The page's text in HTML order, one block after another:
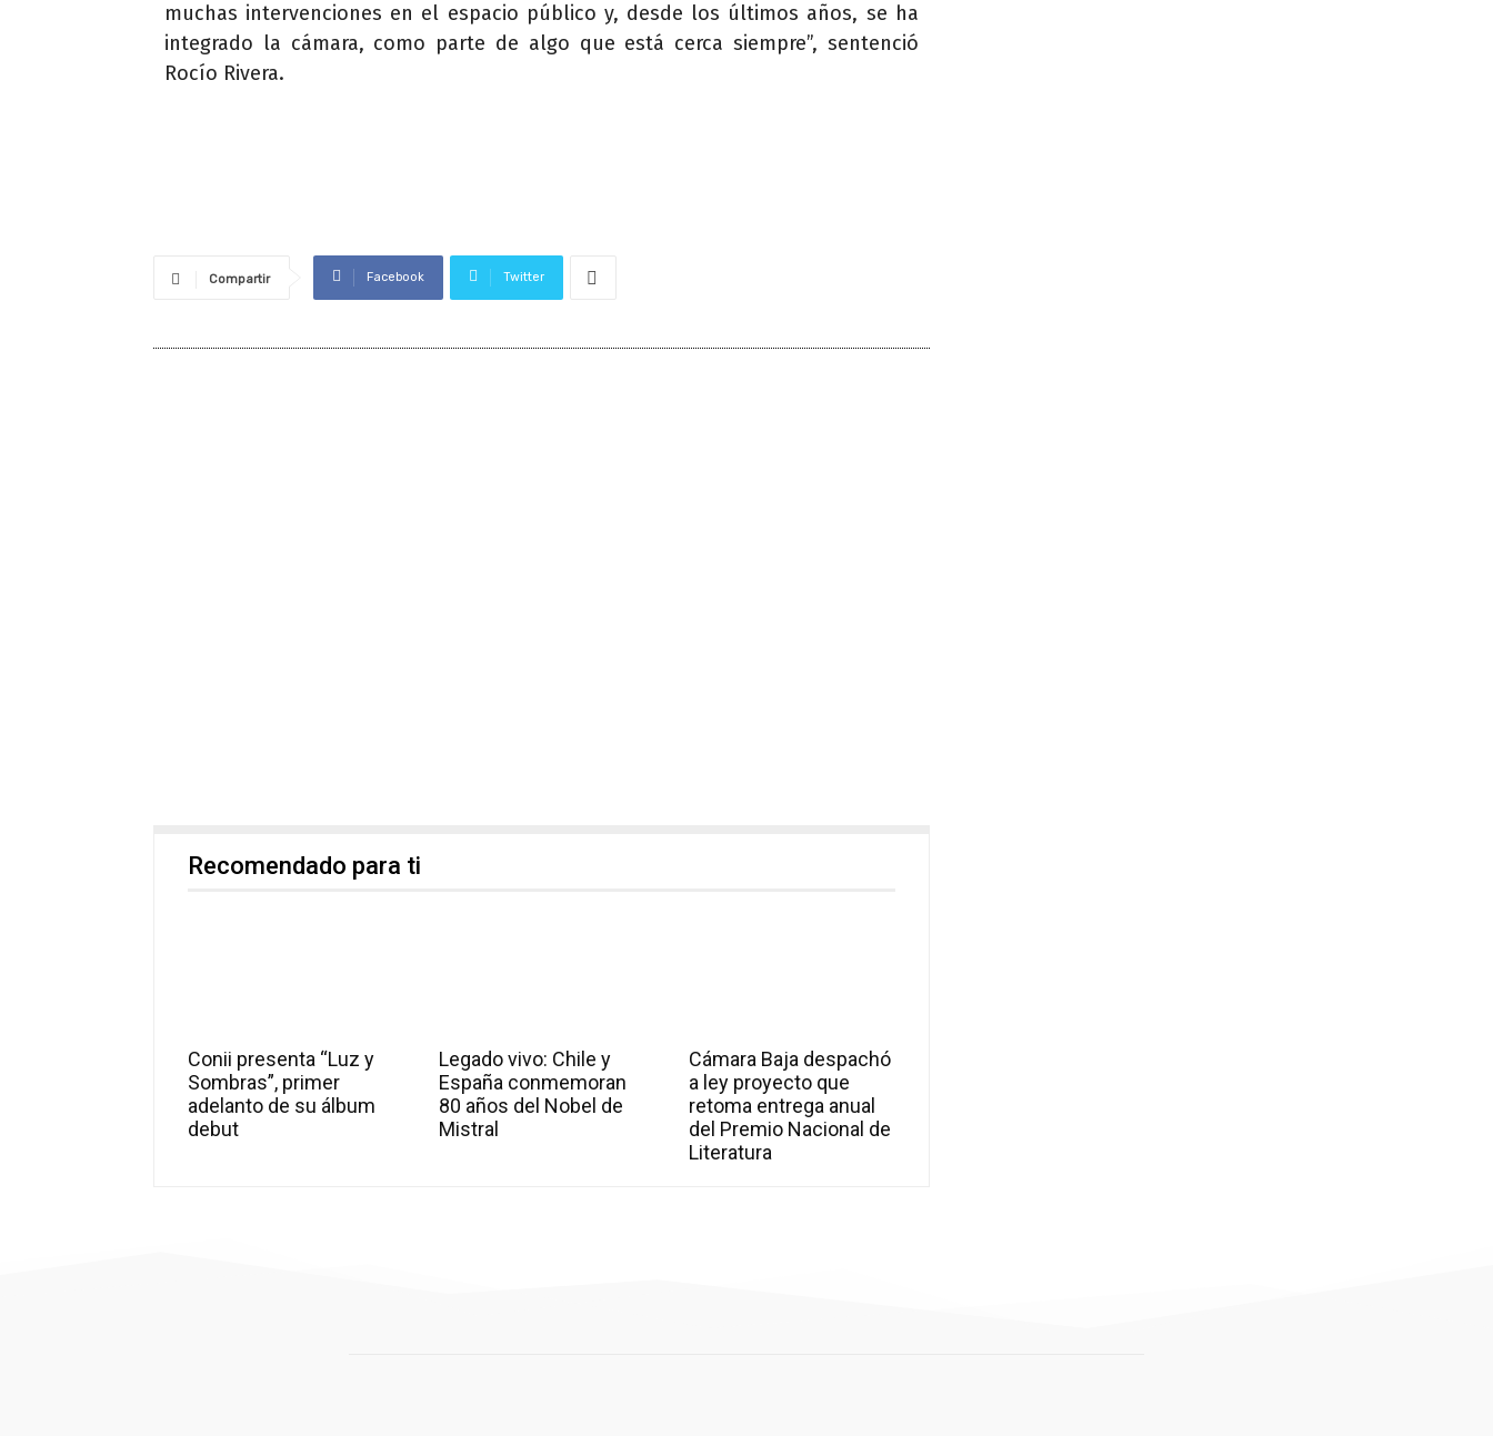
muchas intervenciones en el espacio público y, desde los últimos años, se ha
integrado la cámara, como parte de algo que está cerca siempre”, sentenció
Rocío Rivera.
Compartir Facebook Twitter
Recomendado para ti
Conii presenta “Luz y
Sombras”, primer
adelanto de su álbum
debut
Legado vivo: Chile y
España conmemoran
80 años del Nobel de
Mistral
Cámara Baja despachó
a ley proyecto que
retoma entrega anual
del Premio Nacional de
Literatura